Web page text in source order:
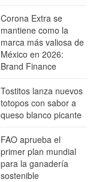
Corona Extra se
mantiene como la
marca más valiosa de
México en 2026:
Brand Finance
Tostitos lanza nuevos
totopos con sabor a
queso blanco picante
FAO aprueba el
primer plan mundial
para la ganadería
sostenible